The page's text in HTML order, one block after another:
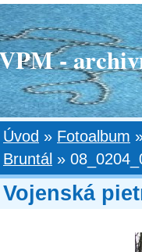
-
Úvod » Fotoalbum
Bruntál »
Vojenská